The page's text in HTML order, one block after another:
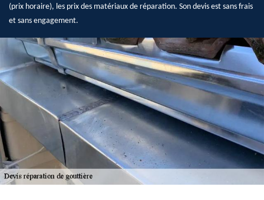
(prix horaire), les prix des matériaux de réparation. Son devis est sans frais
et sans engagement.